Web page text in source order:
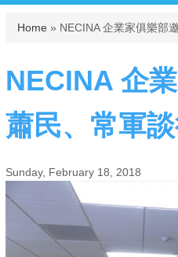
You are here
Home » NECINA 企業家俱樂部
NECINA 企
蕭民、常軍
Sunday, February 18, 2018